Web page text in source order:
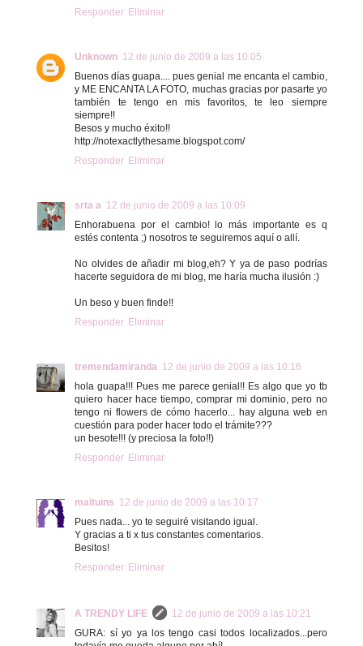
Responder Eliminar
Unknown 12 de junio de 2009 a las 10:05
Buenos días guapa.... pues genial me encanta el cambio,
y ME ENCANTA LA FOTO, muchas gracias por pasarte yo
también te tengo en mis favoritos, te leo siempre
siempre!!
Besos y mucho éxito!!
http://notexactlythesame.blogspot.com/
Responder Eliminar
srta a 12 de junio de 2009 a las 10:09
Enhorabuena por el cambio! lo más importante es q
estés contenta ;) nosotros te seguiremos aquí o allí.
No olvides de añadir mi blog,eh? Y ya de paso podrías
hacerte seguidora de mi blog, me haría mucha ilusión :)
Un beso y buen finde!!
Responder Eliminar
tremendamiranda 12 de junio de 2009 a las 10:16
hola guapa!!! Pues me parece genial!! Es algo que yo tb
quiero hacer hace tiempo, comprar mi dominio, pero no
tengo ni flowers de cómo hacerlo... hay alguna web en
cuestión para poder hacer todo el trámite???
un besote!!! (y preciosa la foto!!)
Responder Eliminar
maituins 12 de junio de 2009 a las 10:17
Pues nada... yo te seguiré visitando igual.
Y gracias a ti x tus constantes comentarios.
Besitos!
Responder Eliminar
A TRENDY LIFE
12 de junio de 2009 a las 10:21
GURA: sí yo ya los tengo casi todos localizados...pero